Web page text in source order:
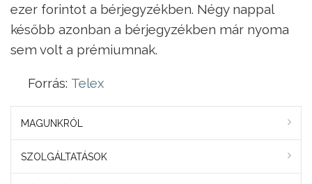
ezer forintot a bérjegyzékben. Négy nappal
később azonban a bérjegyzékben már nyoma
sem volt a prémiumnak.
Forrás: Telex
MAGUNKRÓL
SZOLGÁLTATÁSOK